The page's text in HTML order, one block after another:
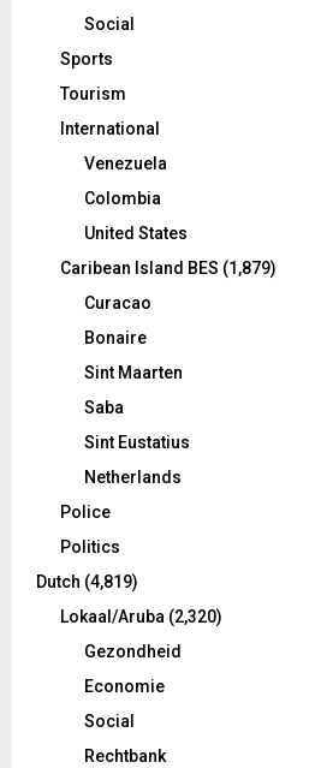
Social
Sports
Tourism
International
Venezuela
Colombia
United States
Caribean Island BES (1,879)
Curacao
Bonaire
Sint Maarten
Saba
Sint Eustatius
Netherlands
Police
Politics
Dutch (4,819)
Lokaal/Aruba (2,320)
Gezondheid
Economie
Social
Rechtbank